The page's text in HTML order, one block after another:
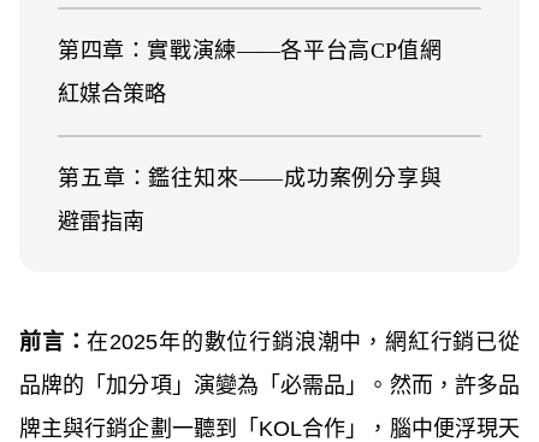
第四章：實戰演練——各平台高CP值網
紅媒合策略
第五章：鑑往知來——成功案例分享與
避雷指南
前言：在2025年的數位行銷浪潮中，網紅行銷已從
品牌的「加分項」演變為「必需品」。然而，許多品
牌主與行銷企劃一聽到「KOL合作」，腦中便浮現天